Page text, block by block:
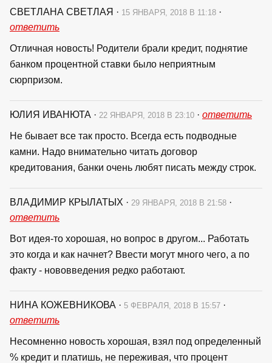
СВЕТЛАНА СВЕТЛАЯ · 15 ЯНВАРЯ, 2018 В 11:18 ·
ответить
Отличная новость! Родители брали кредит, поднятие
банком процентной ставки было неприятным
сюрпризом.
ЮЛИЯ ИВАНЮТА · 22 ЯНВАРЯ, 2018 В 23:10 · ответить
Не бывает все так просто. Всегда есть подводные
камни. Надо внимательно читать договор
кредитования, банки очень любят писать между строк.
ВЛАДИМИР КРЫЛАТЫХ · 29 ЯНВАРЯ, 2018 В 21:58 ·
ответить
Вот идея-то хорошая, но вопрос в другом... Работать
это когда и как начнет? Ввести могут много чего, а по
факту - нововведения редко работают.
НИНА КОЖЕВНИКОВА · 5 ФЕВРАЛЯ, 2018 В 15:57 ·
ответить
Несомненно новость хорошая, взял под определенный
% кредит и платишь, не переживая, что процент